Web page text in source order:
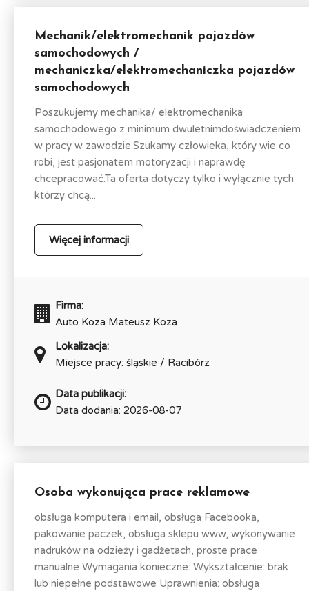
Mechanik/elektromechanik pojazdów
samochodowych /
mechaniczka/elektromechaniczka pojazdów
samochodowych
Poszukujemy mechanika/ elektromechanika
samochodowego z minimum dwuletnimdoświadczeniem
w pracy w zawodzie.Szukamy człowieka, który wie co
robi, jest pasjonatem motoryzacji i naprawdę
chcepracować.Ta oferta dotyczy tylko i wyłącznie tych
którzy chcą...
Więcej informacji
Firma:
Auto Koza Mateusz Koza
Lokalizacja:
Miejsce pracy: śląskie / Racibórz
Data publikacji:
Data dodania: 2026-08-07
Osoba wykonująca prace reklamowe
obsługa komputera i email, obsługa Facebooka,
pakowanie paczek, obsługa sklepu www, wykonywanie
nadruków na odzieży i gadżetach, proste prace
manualne Wymagania konieczne: Wykształcenie: brak
lub niepełne podstawowe Uprawnienia: obsługa